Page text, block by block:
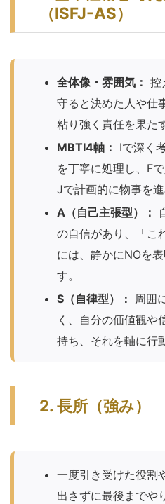
（ISFJ-AS）
全体像・雰囲気： 控
守ると決めた人や仕
粘り強く責任を果た
MBTI4軸： Iで深く
を丁寧に処理し、F
Jで計画的に物事を進
A（自己主張型）：
の自信があり、「こ
には、静かにNOを
す。
S（自律型）： 周囲
く、自分の価値観や
持ち、それを軸に行
2. 長所（強み）
一度引き受けた役割
出さずに最後までや